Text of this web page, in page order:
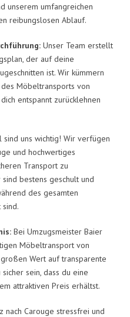
unserem umfangreichen
reibungslosen Ablauf.
Unser Team erstellt
der auf deine
ist. Wir kümmern
Möbeltransports von
entspannt zurücklehnen
sind uns wichtig! Wir verfügen
und hochwertiges
Transport zu
bestens geschult und
des gesamten
Bei Umzugsmeister Baier
Möbeltransport von
Wert auf transparente
sein, dass du eine
attraktiven Preis erhältst.
nach Carouge stressfrei und